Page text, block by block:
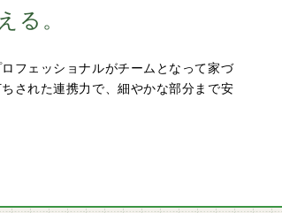
る。
フェッショナルがチームとなって家づ
された連携力で、細やかな部分まで安